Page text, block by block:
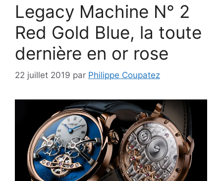
Legacy Machine N° 2
Red Gold Blue, la toute
dernière en or rose
22 juillet 2019 par Philippe Coupatez